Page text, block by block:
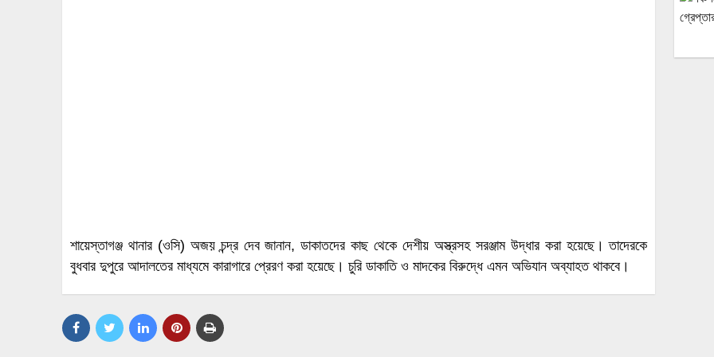
শায়েস্তাগঞ্জ থানার (ওসি) অজয় চন্দ্র দেব জানান, ডাকাতদের কাছ থেকে দেশীয় অস্ত্রসহ সরঞ্জাম উদ্ধার করা হয়েছে। তাদেরকে
বুধবার দুপুরে আদালতের মাধ্যমে কারাগারে প্রেরণ করা হয়েছে। চুরি ডাকাতি ও মাদকের বিরুদ্ধে এমন অভিযান অব্যাহত থাকবে।